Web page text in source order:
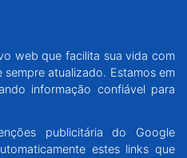
web que facilita sua vida com
atualizado. Estamos em
informação confiável para
publicitária do Google
estes links que